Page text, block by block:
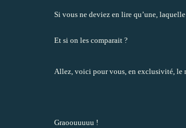
Si vous ne deviez en lire qu’une,
Et si on les comparait ?
Allez, voici pour vous, en exclusivité, le
Graoouuuuu !